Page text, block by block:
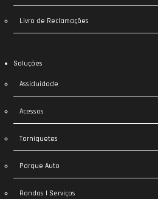
Livro de Reclamações
Soluções
Assiduidade
Acessos
Torniquetes
Parque Auto
Rondas | Serviços